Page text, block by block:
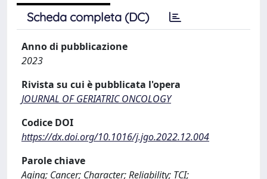
Scheda completa (DC)
Anno di pubblicazione
2023
Rivista su cui è pubblicata l'opera
JOURNAL OF GERIATRIC ONCOLOGY
Codice DOI
https://dx.doi.org/10.1016/j.jgo.2022.12.004
Parole chiave
Aging; Cancer; Character; Reliability; TCI;